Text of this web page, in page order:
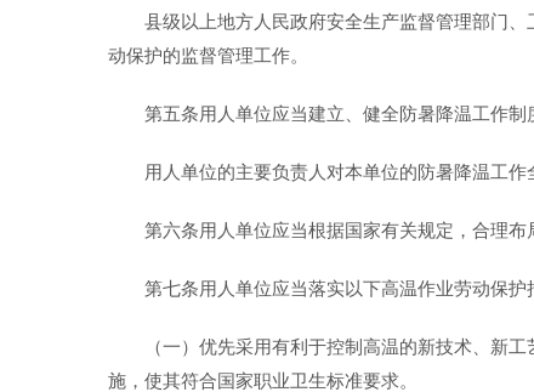
县级以上地方人民政府安全生产监督管理部门
动保护的监督管理工作。
第五条用人单位应当建立、健全防暑降温工作
用人单位的主要负责人对本单位的防暑降温工作
第六条用人单位应当根据国家有关规定，合理
第七条用人单位应当落实以下高温作业劳动保护
（一）优先采用有利于控制高温的新技术、新
施，使其符合国家职业卫生标准要求。